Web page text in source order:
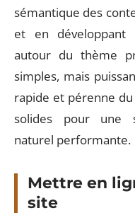
sémantique des
et en développant
autour du thème
simples, mais
rapide et pérenne
solides pour une
naturel performante.
Mettre en
site